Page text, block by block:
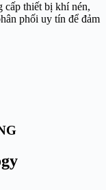
cấp thiết bị khí nén,
phối uy tín để đảm